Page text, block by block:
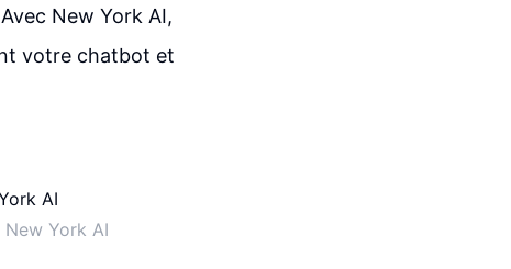
New York AI,
votre chatbot et
York AI